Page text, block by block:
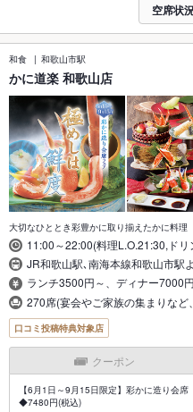
空席状
和食 和歌山市駅
かに道楽 和歌山店
大切なひととき彩豊かに取り揃えたかに料理
11:00～22:00(料理L.O.21:30,ドリ
JR和歌山駅､南海本線和歌山市駅
ランチ3500円～、ディナー7000
270席(宴会やご家族の集まりなど
口コミ投稿特典対象店
クーポン
【6月1日～9月15日限定】彩かに造り会
◆7480円(税込)